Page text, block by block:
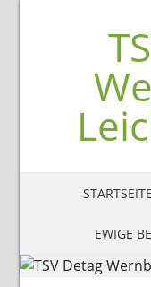
STARTSEITE
EWIGE